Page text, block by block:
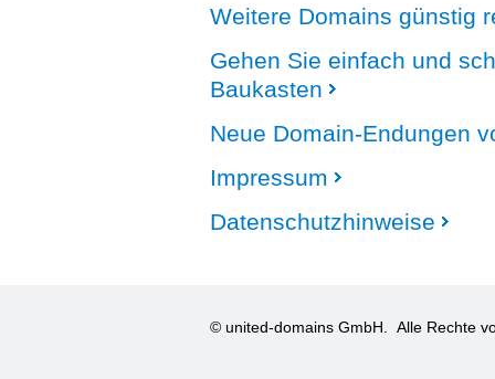
Weitere Domains günstig
Gehen Sie einfach und
Baukasten
Neue Domain-Endungen
Impressum
Datenschutzhinweise
© united-domains GmbH. Alle Rechte